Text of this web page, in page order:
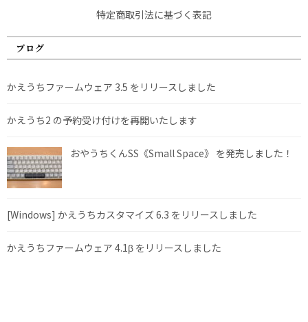
特定商取引法に基づく表記
ブログ
かえうちファームウェア 3.5 をリリースしました
かえうち2 の予約受け付けを再開いたします
おやうちくんSS《Small Space》 を発売しました！
[Windows] かえうちカスタマイズ 6.3 をリリースしました
かえうちファームウェア 4.1β をリリースしました